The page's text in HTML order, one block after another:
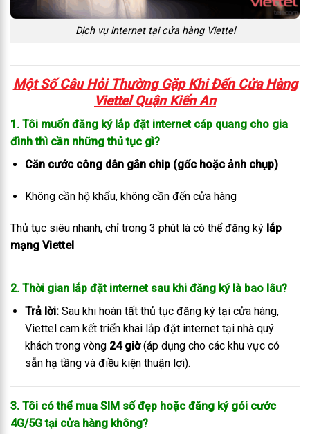
Dịch vụ internet tại cửa hàng Viettel
Một Số Câu Hỏi Thường Gặp Khi Đến Cửa Hàng
Viettel Quận Kiến An
1. Tôi muốn đăng ký lắp đặt internet cáp quang cho gia
đình thì cần những thủ tục gì?
Căn cước công dân gắn chip (gốc hoặc ảnh chụp)
Không cần hộ khẩu, không cần đến cửa hàng
Thủ tục siêu nhanh, chỉ trong 3 phút là có thể đăng ký lắp
mạng Viettel
2. Thời gian lắp đặt internet sau khi đăng ký là bao lâu?
Trả lời:Sau khi hoàn tất thủ tục đăng ký tại cửa hàng,
Viettel cam kết triển khai lắp đặt internet tại nhà quý
khách trong vòng 24 giờ(áp dụng cho các khu vực có
sẵn hạ tầng và điều kiện thuận lợi).
3. Tôi có thể mua SIM số đẹp hoặc đăng ký gói cước
4G/5G tại cửa hàng không?